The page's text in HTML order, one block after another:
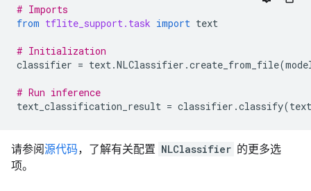
# Imports
from tflite_support.task import text
# Initialization
classifier = text.NLClassifier .create_from_file(
# Run inference
text_classification_result = classifier .classify(text
请参阅源代码，了解有关配置 NLClassifier 的更多选
项。